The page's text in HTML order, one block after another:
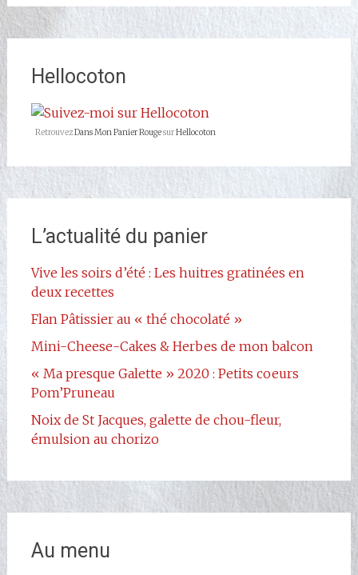
de
Dans-
Mon-
677523068993427/?
ref=br_rs
Facebook
de
Hellocoton
RetrouvezDans Mon Panier RougesurHellocoton
L’actualité du panier
Vive les soirs d’été : Les huitres gratinées en
deux recettes
Flan Pâtissier au « thé chocolaté »
Mini-Cheese-Cakes & Herbes de mon balcon
« Ma presque Galette » 2020 : Petits coeurs
Pom’Pruneau
Noix de St Jacques, galette de chou-fleur,
émulsion au chorizo
Au menu